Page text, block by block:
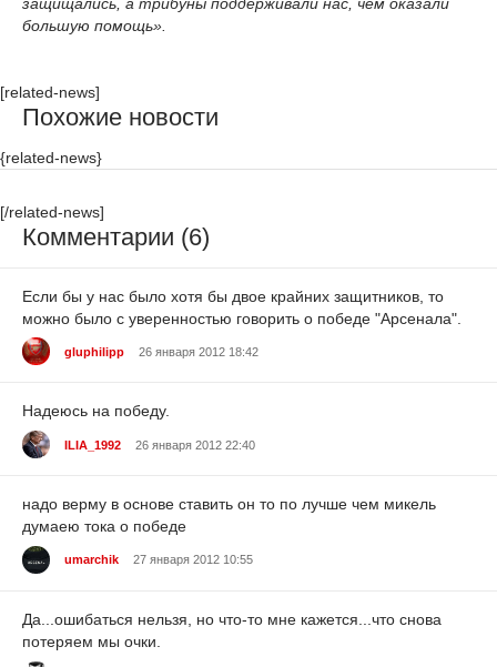
защищались, а трибуны поддерживали нас, чем оказали
большую помощь».
[related-news]
Похожие новости
{related-news}
[/related-news]
Комментарии (6)
Если бы у нас было хотя бы двое крайних защитников, то
можно было с уверенностью говорить о победе "Арсенала".
gluphilipp 26 января 2012 18:42
Надеюсь на победу.
ILIA_1992 26 января 2012 22:40
надо верму в основе ставить он то по лучше чем микель
думаею тока о победе
umarchik 27 января 2012 10:55
Да...ошибаться нельзя, но что-то мне кажется...что снова
потеряем мы очки.